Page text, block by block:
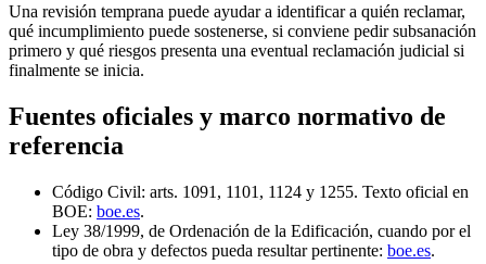
Una revisión temprana puede ayudar a identificar a quién reclamar,
qué incumplimiento puede sostenerse, si conviene pedir subsanación
primero y qué riesgos presenta una eventual reclamación judicial si
finalmente se inicia.
Fuentes oficiales y marco normativo de
referencia
Código Civil: arts. 1091, 1101, 1124 y 1255. Texto oficial en
BOE: boe.es.
Ley 38/1999, de Ordenación de la Edificación, cuando por el
tipo de obra y defectos pueda resultar pertinente: boe.es.